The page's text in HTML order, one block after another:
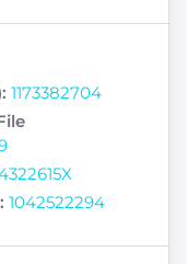
1173382704
1042522294